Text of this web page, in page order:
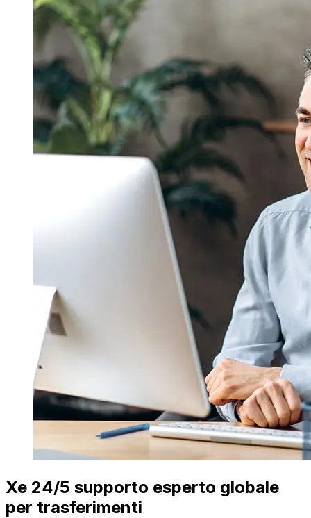
Xe 24/5 supporto esperto globale
per trasferimenti